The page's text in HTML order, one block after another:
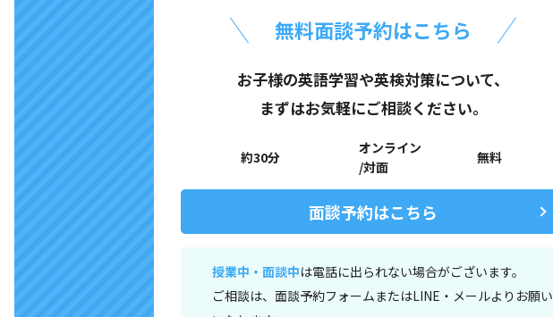
無料面談予約はこちら
お子様の英語学習や英検対策について、
まずはお気軽にご相談ください。
約30分
オンライン
/対面
無料
面談予約はこちら
授業中・面談中は電話に出られない場合がございます。
ご相談は、面談予約フォームまたはLINE・メールよりお願い